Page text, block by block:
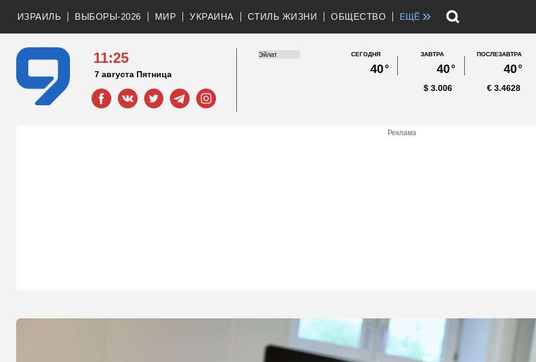
ИЗРАИЛЬ ВЫБОРЫ-2026 МИР УКРАИНА СТИЛЬ ЖИЗНИ ОБЩЕСТВО ЕЩЁ »
11:25
7 августа Пятница
СЕГОДНЯ
40°
ЗАВТРА
40°
ПОСЛЕЗАВТРА
40°
3.006
$ 3.4628
€
Реклама